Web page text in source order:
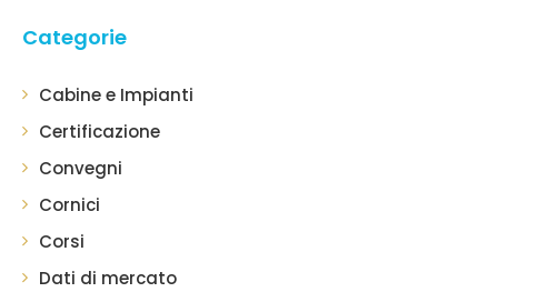
Categorie
Cabine e Impianti
Certificazione
Convegni
Cornici
Corsi
Dati di mercato